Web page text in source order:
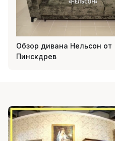
Обзор дивана Нельсон от
Пинскдрев